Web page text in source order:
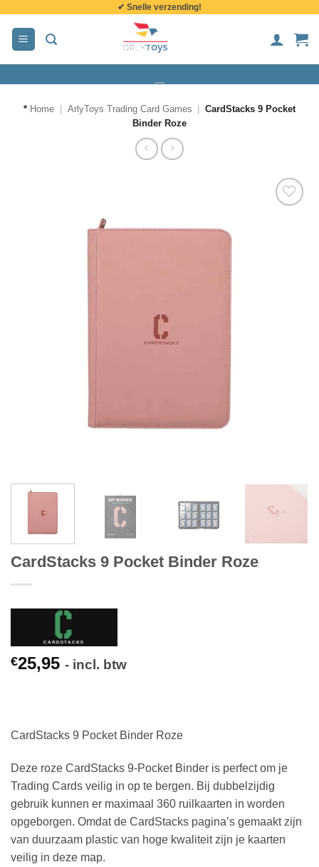
inhoud
✔ Snelle verzending!
* Home ArlyToys Trading Card Games
CardStacks 9 Pocket
Binder Roze
CardStacks 9 Pocket Binder Roze
€25,95 - incl. btw
CardStacks 9 Pocket Binder Roze
Deze roze CardStacks 9-Pocket Binder is perfect om je
Trading Cards veilig in op te bergen. Bij dubbelzijdig
gebruik kunnen er maximaal 360 ruilkaarten in worden
opgeborgen. Omdat de CardStacks pagina’s gemaakt zijn
van duurzaam plastic van hoge kwaliteit zijn je kaarten
veilig in deze map.